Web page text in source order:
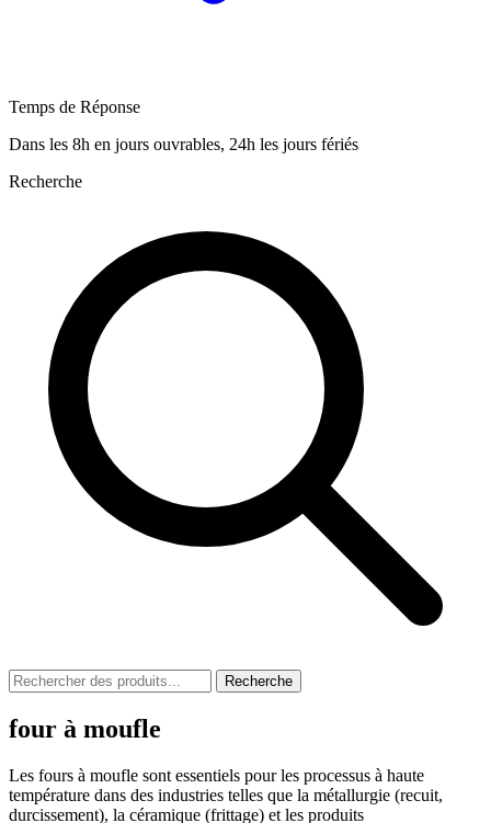
Temps de Réponse
Dans les 8h en jours ouvrables, 24h les jours fériés
Recherche
Recherche
four à moufle
Les fours à moufle sont essentiels pour les processus à haute
température dans des industries telles que la métallurgie (recuit,
durcissement), la céramique (frittage) et les produits